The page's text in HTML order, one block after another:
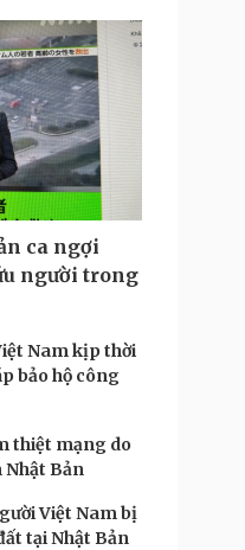
ca ngợi
người trong
Nam kịp thời
bảo hộ công
thiệt mạng do
Nhật Bản
Việt Nam bị
tại Nhật Bản